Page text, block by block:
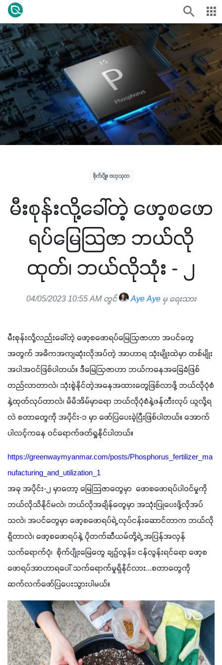
စိုက်ပျိုး ဗဟုသုတ
မီးစုန်းလို့ခေါ်တဲ့ ဖော့စဖော
ရပ်မြေသြဇာ ဘယ်လို
ထုတ်၊ ဘယ်လိုသုံး - ၂
04/05/2023 10:55 AM တွင် Aye Ayeမှ ရေးသား
မီးစုန်းလို့လည်းခေါ်တဲ့ ဖော့စဖောရပ်မြေဩဇာဟာ အပင်တွေ
အတွက် အဓိကအကျဆုံးလိုအပ်တဲ့ အာဟာရ သုံးမျိုးထဲမှာ တစ်မျိုး
အပါအဝင်ဖြစ်ပါတယ်။ ဒီမြေဩဇာဟာ ဘယ်ကနေအခြေခံဖြစ်
တည်လာတာလဲ၊ သုံးစွဲနိုင်တဲ့အနေအထားတွေဖြစ်လာဖို့ ဘယ်လိုပုံစံ
နဲ့ထုတ်လုပ်တာလဲ၊ မိမိအိမ်မှာရော ဘယ်လိုပုံစံနဲ့ဖန်တီးလုပ် ယူလို့ရ
လဲ စတာတွေကို အပိုင်း-၁ မှာ ဖော်ပြပေးခဲ့ပြီးဖြစ်ပါတယ်။ အောက်
ပါလင့်ကနေ ဝင်ရောက်ဖတ်ရှုနိုင်ပါတယ်။
https://greenwaymyanmar.com/posts/Phosphorus_fertilizer_ma
nufacturing_and_utilization_ 1
အခု အပိုင်း-၂ မှာတော့ မြေသြဇာတွေမှာ  ဖောစဖောရပ်ပါဝင်မှုကို
ဘယ်လိုသိနိုင်မလဲ၊ ဘယ်လိုအချိန်တွေမှာ အသုံးပြုပေးဖို့လိုအပ်
သလဲ၊ အပင်တွေမှာ ဖော့စဖောရပ်ရဲ့ လုပ်ငန်းဆောင်တာက ဘယ်လို
ရှိတာလဲ၊ ဖော့စဖောရပ်နဲ့ ပိုတက်ဆီယမ်တို့ရဲ့ အပြန်အလှန်
သက်‌ရောက်ပုံ၊  စိုက်ပျိုးမြေတွေ ချဉ်လွန်း၊ ငန်လွန်းရင်ရော ဖော့စ
ဖောရပ်အာဟာရပေါ် သက်ရောက်မှုရှိနိုင်လား...စတာတွေကို
ဆက်လက်ဖော်ပြပေးသွားပါမယ်။